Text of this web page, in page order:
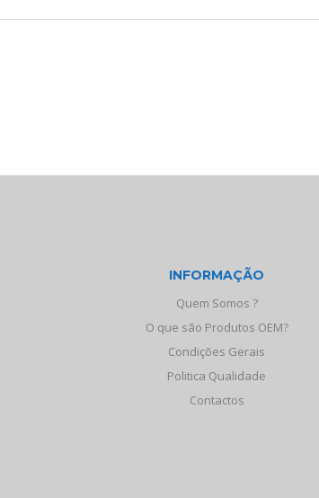
INFORMAÇÃO
Quem Somos ?
O que são Produtos OEM?
Condições Gerais
Politica Qualidade
Contactos